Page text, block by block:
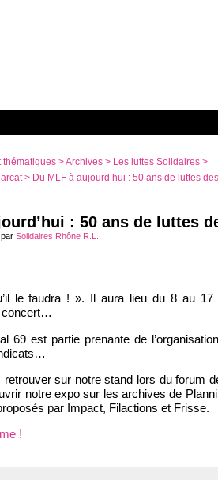
thématiques>Archives> Les luttes Solidaires>
> Du MLF à aujourd’hui : 50 ans de luttes des
: 50 ans de luttes
Solidaires Rhône R.L.
le faudra ! ». Il aura lieu du 8 au
concert…
69 est partie prenante de
retrouver sur notre stand lors du forum
notre expo sur les archives de
par Impact, Filactions et Frisse.
!